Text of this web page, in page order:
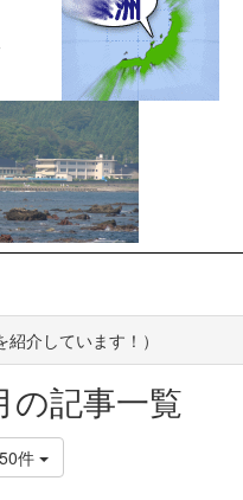
介しています！）
の記事一覧
50件